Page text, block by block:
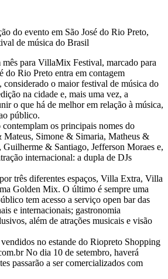
do evento em São José do Rio Preto,
de música do Brasil
mês para VillaMix Festival, marcado para
do Rio Preto entra em contagem
considerado o maior festival de música do
na cidade e, mais uma vez, a
o que há de melhor em relação à música,
público.
contemplam os principais nomes do
Mateus, Simone & Simaria, Matheus &
Guilherme & Santiago, Jefferson Moraes e,
internacional: a dupla de DJs
três diferentes espaços, Villa Extra, Villa
Golden Mix. O último é sempre uma
tem acesso a serviço open bar das
e internacionais; gastronomia
além de atrações musicais e visão
no estande do Riopreto Shopping
No dia 10 de setembro, haverá
passarão a ser comercializados com